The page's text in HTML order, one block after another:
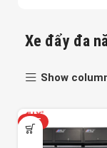
Xe đẩy đa
Show
HOT